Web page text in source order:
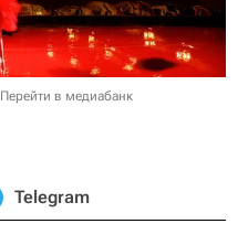
Перейти в медиабанк
Telegram